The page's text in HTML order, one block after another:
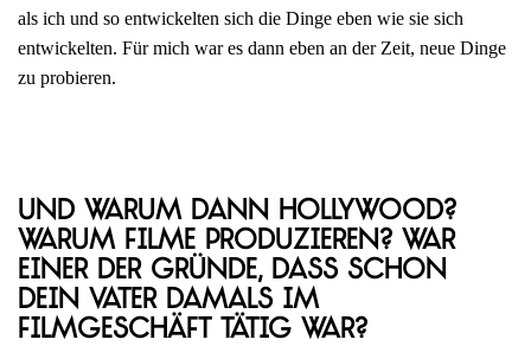
als ich und so entwickelten sich die Dinge eben wie sie sich
entwickelten. Für mich war es dann eben an der Zeit, neue Dinge
zu probieren.
Und warum dann Hollywood?
Warum Filme produzieren? War
einer der Gründe, dass schon
dein Vater damals im
Filmgeschäft tätig war?